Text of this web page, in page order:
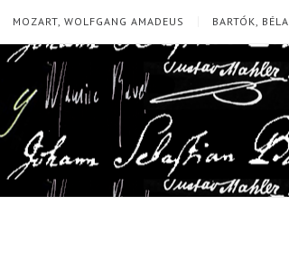
MOZART, WOLFGANG AMADEUS BARTÓK, BÉLA